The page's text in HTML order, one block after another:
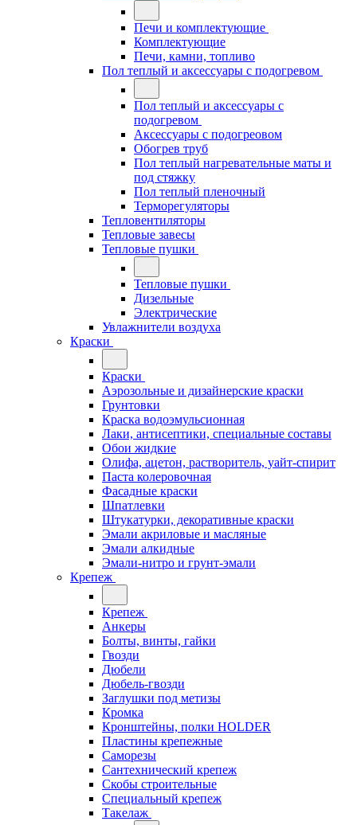
Печи и комплектующие
Комплектующие
Печи, камни, топливо
Пол теплый и аксессуары с подогревом
Пол теплый и аксессуары с
подогревом
Аксессуары с подогреовом
Обогрев труб
Пол теплый нагревательные маты и
под стяжку
Пол теплый пленочный
Терморегуляторы
Тепловентиляторы
Тепловые завесы
Тепловые пушки
Тепловые пушки
Дизельные
Электрические
Увлажнители воздуха
Краски
Краски
Аэрозольные и дизайнерские краски
Грунтовки
Краска водоэмульсионная
Лаки, антисептики, специальные составы
Обои жидкие
Олифа, ацетон, растворитель, уайт-спирит
Паста колеровочная
Фасадные краски
Шпатлевки
Штукатурки, декоративные краски
Эмали акриловые и масляные
Эмали алкидные
Эмали-нитро и грунт-эмали
Крепеж
Крепеж
Анкеры
Болты, винты, гайки
Гвозди
Дюбели
Дюбель-гвозди
Заглушки под метизы
Кромка
Кронштейны, полки НОLDER
Пластины крепежные
Саморезы
Сантехнический крепеж
Скобы строительные
Специальный крепеж
Такелаж